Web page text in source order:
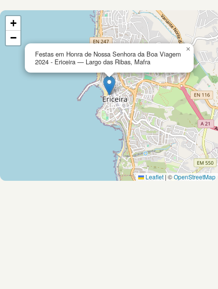
Festas em Honra de Nossa Senhora da Boa Viagem
2024 - Ericeira — Largo das Ribas, Mafra
×
+
−
Leaflet | ©OpenStreetMap